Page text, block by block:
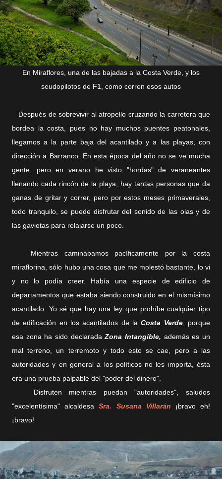
En Miraflores, una de las bajadas a la Costa Verde, y los
seudopilotos de F1, como corren esos autos
Después de sobrevivir al atropello cruzando la carretera que
bordea la costa, pues no hay muchos puentes peatonales,
llegamos a la parte baja del acantilado y a las playas, con
dirección a Barranco. En esta época del año no se ve mucha
gente, pero en verano he visto "hordas" de veraneantes
llenando cada rincón de la playa, hay tantas personas que da
ganas de gritar y correr, pero por estos meses primaverales,
todo tranquilo, se puede disfrutar del sonido de las olas y de
las gaviotas para relajarse un poco.
Mientras caminábamos pacíficamente por la costa
miraflorina, sólo hubo una cosa que me molestó bastante, lo vi
y no lo podía creer. Había una especie de edificio de
departamentos que estaba siendo construido en el mismísimo
acantilado. Yo sé que hay una ley que prohíbe cualquier tipo
de edificación en los acantilados de laCosta Verde, porque
esa zona ha sido declaradaZona Intangible, además es un
mal terreno, un terremoto y todo esto se cae, pero a las
autoridades y en general a los políticos no les importa, ésta
era una prueba palpable del "poder del dinero".
Disfruten mientras puedan "autoridades", saludos
"excelentísima" alcaldesaSra. Susana Villarán
¡bravo eh!
¡bravo!